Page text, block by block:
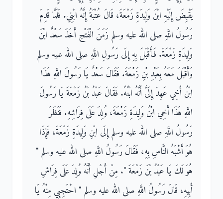
يَقْبِضَ إِلَيْهِ ابْنَ وَلِيدَةِ زَمْعَةَ، قَالَ عُتْبَةُ إِنَّهُ ابْنِي‏.‏ فَلَمَّا قَدِمَ
رَسُولُ اللَّهِ صلى الله عليه وسلم زَمَنَ الْفَتْحِ أَخَذَ سَعْدٌ ابْنَ
وَلِيدَةِ زَمْعَةَ‏.‏ فَأَقْبَلَ بِهِ إِلَى رَسُولِ اللَّهِ صلى الله عليه وسلم
وَأَقْبَلَ مَعَهُ بِعَبْدِ بْنِ زَمْعَةَ‏.‏ فَقَالَ سَعْدٌ يَا رَسُولَ اللَّهِ هَذَا
ابْنُ أَخِي عَهِدَ إِلَىَّ أَنَّهُ ابْنُهُ‏.‏ فَقَالَ عَبْدُ بْنُ زَمْعَةَ يَا رَسُولَ
اللَّهِ هَذَا أَخِي ابْنُ وَلِيدَةِ زَمْعَةَ، وُلِدَ عَلَى فِرَاشِهِ‏.‏ فَنَظَرَ
رَسُولُ اللَّهِ صلى الله عليه وسلم إِلَى ابْنِ وَلِيدَةِ زَمْعَةَ، فَإِذَا
هُوَ أَشْبَهُ النَّاسِ بِهِ، فَقَالَ رَسُولُ اللَّهِ صلى الله عليه وسلم ‏"‏
هُوَ لَكَ يَا عَبْدُ بْنَ زَمْعَةَ ‏"‏‏.‏ مِنْ أَجْلِ أَنَّهُ وُلِدَ عَلَى فِرَاشِ
أَبِيهِ، قَالَ رَسُولُ اللَّهِ صلى الله عليه وسلم ‏"‏ احْتَجِبِي مِنْهُ يَا